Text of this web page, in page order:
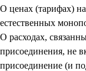
О ценах (тарифах)
естественных
О расходах,
присоединения, не
присоединение (и